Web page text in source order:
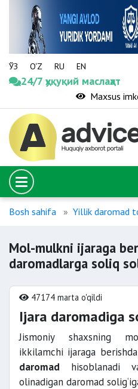
ЎЗ O‘Z RU EN
24/7 ҳуқуқий маслаҳат
Maxsus
Bosh sahifa Yillik daromad
Mol-mulkni ijaraga
daromadlarga soliq
47174 marta o'qildi
Ijara daromadiga
Jismoniy shaxsning
ikkilamchi ijaraga
daromad hisoblanadi
olinadigan daromad